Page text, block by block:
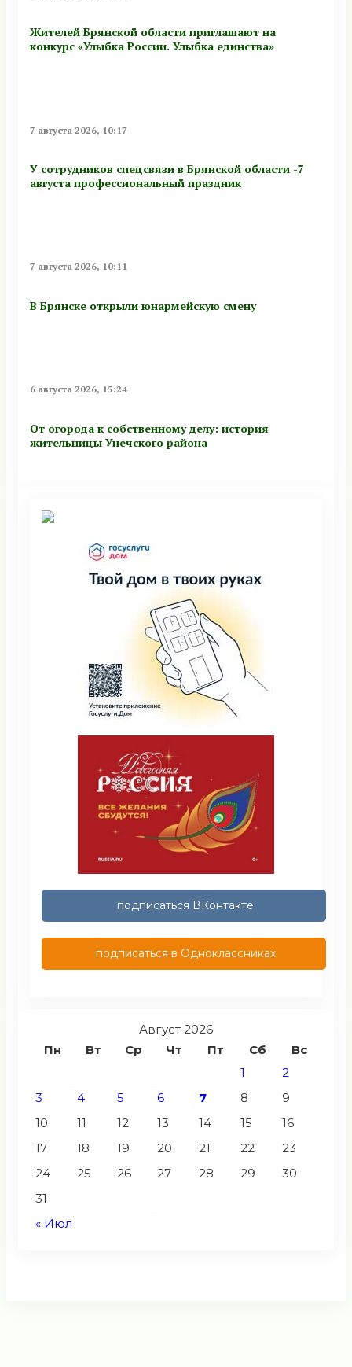
Жителей Брянской области приглашают на
конкурс «Улыбка России. Улыбка единства»
7 августа 2026, 10:17
У сотрудников спецсвязи в Брянской области -7
августа профессиональный праздник
7 августа 2026, 10:11
В Брянске открыли юнармейскую смену
6 августа 2026, 15:24
От огорода к собственному делу: история
жительницы Унечского района
подписаться ВКонтакте
подписаться в Одноклассниках
Август 2026
Пн
Вт Ср Чт Пт Сб Вс
« Июл
1
2
3
4 5 6 7 8
9
10
11 12 13 14 15
16
17
18 19 20 21 22
23
24
25 26 27 28 29
30
31